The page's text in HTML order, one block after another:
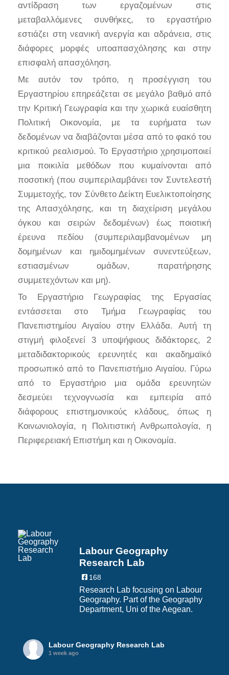
αντίδραση των εργαζομένων στις
μεταβαλλόμενες συνθήκες, το εργαστήριο
εστιάζει στη νεανική ανεργία και αδράνεια, στις
διάφορες μορφές υποαπασχόλησης και στην
επισφαλή απασχόληση.
Με αυτόν τον τρόπο, η προσέγγιση του
Εργαστηρίου επηρεάζεται σε μεγάλο βαθμό από
την Κριτική Γεωγραφία και την χωρικά ευαίσθητη
Πολιτική Οικονομία, με τα ευρήματα των
δεδομένων να διαβάζονται μέσα από το φακό του
κριτικού ρεαλισμού. Το Εργαστήριο χρησιμοποιεί
μια ποικιλία μεθόδων που κυμαίνονται από
ποσοτική (που συμπεριλαμβάνει τον Συντελεστή
Συμμετοχής, τον Σύνθετο Δείκτη Ευελικτοποίησης
της Απασχόλησης, και τη διαχείριση μεγάλου
όγκου και σειρών δεδομένων) έως ποιοτική
έρευνα πεδίου (συμπεριλαμβανομένων μη
δομημένων και ημιδομημένων συνεντεύξεων,
εστιασμένων ομάδων, παρατήρησης
συμμετεχόντων και μη).
Το Εργαστήριο Γεωγραφίας της Εργασίας
εντάσσεται στο Τμήμα Γεωγραφίας του
Πανεπιστημίου Αιγαίου στην Ελλάδα. Αυτή τη
στιγμή φιλοξενεί 3 υποψήφιους διδάκτορες, 2
μεταδιδακτορικούς ερευνητές και ακαδημαϊκό
προσωπικό από το Πανεπιστήμιο Αιγαίου. Γύρω
από το Εργαστήριο μια ομάδα ερευνητών
δεσμεύει τεχνογνωσία και εμπειρία από
διάφορους επιστημονικούς κλάδους, όπως η
Κοινωνιολογία, η Πολιτιστική Ανθρωπολογία, η
Περιφερειακή Επιστήμη και η Οικονομία.
Labour Geography
Research Lab
168
Research Lab focusing on Labour
Geography. Part of the Geography
Department, Uni of the Aegean.
Labour Geography Research Lab
1 week ago